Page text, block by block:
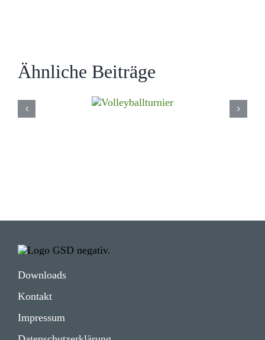
Ähnliche Beiträge
Down­loads
Kontakt
Impressum